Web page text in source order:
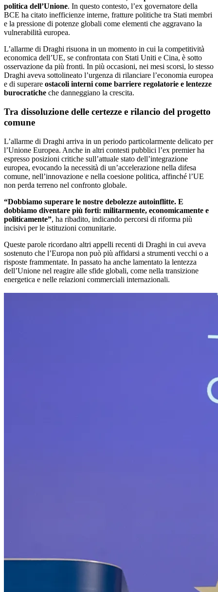
politica dell’Unione. In questo contesto, l’ex governatore della
BCE ha citato inefficienze interne, fratture politiche tra Stati membri
e la pressione di potenze globali come elementi che aggravano la
vulnerabilità europea.
L’allarme di Draghi risuona in un momento in cui la competitività
economica dell’UE, se confrontata con Stati Uniti e Cina, è sotto
osservazione da più fronti. In più occasioni, nei mesi scorsi, lo stesso
Draghi aveva sottolineato l’urgenza di rilanciare l’economia europea
e di superare ostacoli interni come barriere regolatorie e lentezze
burocratiche che danneggiano la crescita.
Tra dissoluzione delle certezze e rilancio del progetto
comune
L’allarme di Draghi arriva in un periodo particolarmente delicato per
l’Unione Europea. Anche in altri contesti pubblici l’ex premier ha
espresso posizioni critiche sull’attuale stato dell’integrazione
europea, evocando la necessità di un’accelerazione nella difesa
comune, nell’innovazione e nella coesione politica, affinché l’UE
non perda terreno nel confronto globale.
“Dobbiamo superare le nostre debolezze autoinflitte. E
dobbiamo diventare più forti: militarmente, economicamente e
politicamente”, ha ribadito, indicando percorsi di riforma più
incisivi per le istituzioni comunitarie.
Queste parole ricordano altri appelli recenti di Draghi in cui aveva
sostenuto che l’Europa non può più affidarsi a strumenti vecchi o a
risposte frammentate. In passato ha anche lamentato la lentezza
dell’Unione nel reagire alle sfide globali, come nella transizione
energetica e nelle relazioni commerciali internazionali.